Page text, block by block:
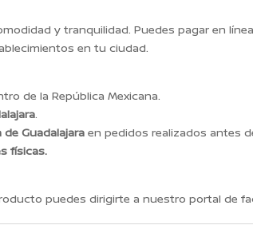
y tranquilidad. Puedes pagar en
en tu ciudad.
de la República Mexicana.
Guadalajara en pedidos realizados antes
físicas.
puedes dirigirte a nuestro portal de